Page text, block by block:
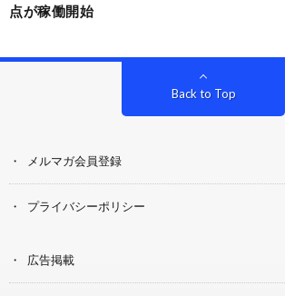
点が稼働開始
Back to Top
メルマガ会員登録
プライバシーポリシー
広告掲載